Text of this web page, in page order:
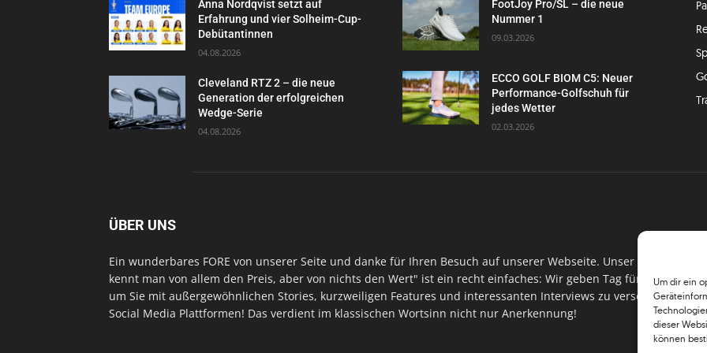
Um dir ein
dieser
können
Anna Nordqvist setzt auf
Erfahrung und vier Solheim-Cup-
Debütantinnen
04.08.2026
Cleveland RTZ 2 – die neue
Generation der erfolgreichen
Wedge-Serie
04.08.2026
FootJoy Pro/SL – die neue
Nummer 1
09.03.2026
ECCO GOLF BIOM C5: Neuer
Performance-Golfschuh für
jedes Wetter
02.03.2026
ÜBER UNS
Ein wunderbares FORE von unserer Seite und danke für Ihren Besuch auf unserer Webseite. Unser Ansinnen
kennt man von allem den Preis, aber von nichts den Wert" ist ein recht einfaches: Wir geben Tag für Tag,
um Sie mit außergewöhnlichen Stories, kurzweiligen Features und interessanten Interviews zu versorgen. Im
Social Media Plattformen! Das verdient im klassischen Wortsinn nicht nur Anerkennung!